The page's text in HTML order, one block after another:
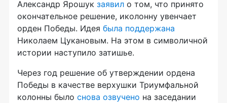
Александр Ярошук заявил о том, что принято
окончательное решение, иколонну увенчает
орден Победы. Идея была поддержана
Николаем Цукановым. На этом в символичной
истории наступило затишье.
Через год решение об утверждении ордена
Победы в качестве верхушки Триумфальной
колонны было снова озвучено на заседании